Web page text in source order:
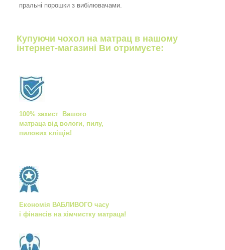
пральні порошки з вибілювачами.
Купуючи чохол на матрац в нашому
інтернет-магазині Ви отримуєте:
100% захист Вашого
матраца від вологи, пилу,
пилових кліщів!
Економія ВАБЛИВОГО часу
і фінансів на хімчистку матраца!